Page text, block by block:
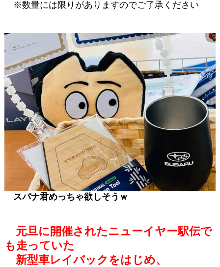
※数量には限りがありますのでご了承ください
スパナ君めっちゃ欲しそうｗ
元旦に開催されたニューイヤー駅伝で
も走っていた
新型車レイバックをはじめ、